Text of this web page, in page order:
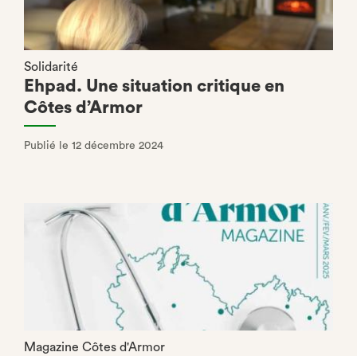
Solidarité
Ehpad. Une situation critique en
Côtes d’Armor
Publié le 12 décembre 2024
Magazine Côtes d'Armor